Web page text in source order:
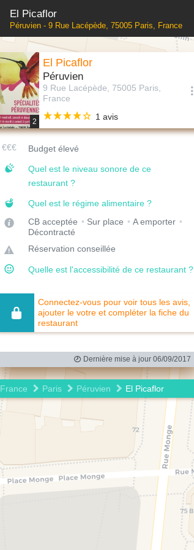
El Picaflor
Péruvien - 9 Rue Lacépède, 75005 Paris, France
2
El Picaflor
Péruvien
9 Rue Lacépède, 75005 Paris,
France
1 avis
Budget élevé
Quel est le niveau sonore de ce
restaurant ?
Quel est le régime alimentaire ?
CB acceptée
Sur place
A emporter
Décontracté
Réservation conseillée
Quelle est l'accessibilité de ce restaurant ?
Connectez-vous pour voir tous les avis,
ajouter le votre et compléter la fiche du
restaurant
Dernière mise à jour 06/09/2017
France Paris Péruvien El Picaflor